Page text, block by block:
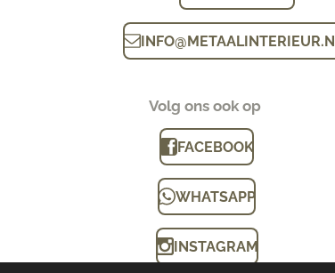
INFO@METAALINTERIEUR.N
Volg ons ook op
FACEBOOK
WHATSAPP
INSTAGRAM